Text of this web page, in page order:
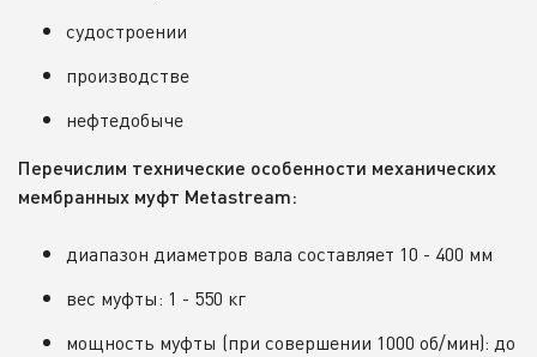
судостроении
производстве
нефтедобыче
Перечислим технические особенности механических
мембранных муфт Metastream:
диапазон диаметров вала составляет 10 - 400 мм
вес муфты: 1 - 550 кг
мощность муфты (при совершении 1000 об/мин): до